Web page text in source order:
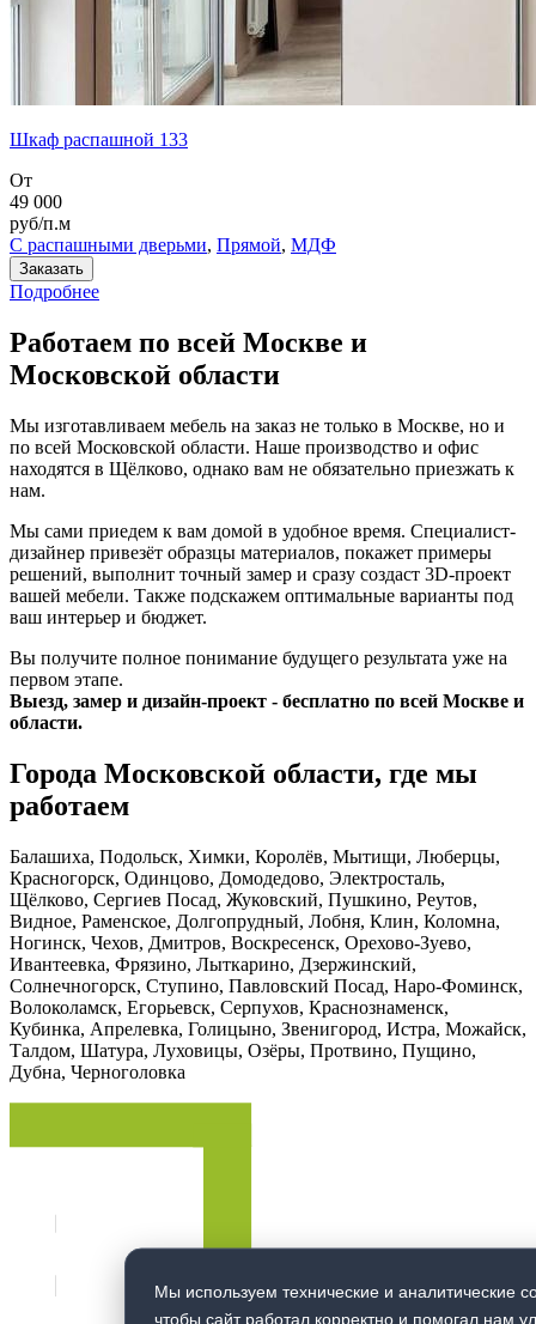
Шкаф распашной 133
От
49 000
руб/п.м
С распашными дверьми, Прямой, МДФ
Заказать
Подробнее
Работаем по всей Москве и
Московской области
Мы изготавливаем мебель на заказ не только в Москве, но и
по всей Московской области. Наше производство и офис
находятся в Щёлково, однако вам не обязательно приезжать к
нам.
Мы сами приедем к вам домой в удобное время. Специалист-
дизайнер привезёт образцы материалов, покажет примеры
решений, выполнит точный замер и сразу создаст 3D-проект
вашей мебели. Также подскажем оптимальные варианты под
ваш интерьер и бюджет.
Вы получите полное понимание будущего результата уже на
первом этапе.
Выезд, замер и дизайн-проект - бесплатно по всей Москве и
области.
Города Московской области, где мы
работаем
Балашиха, Подольск, Химки, Королёв, Мытищи, Люберцы,
Красногорск, Одинцово, Домодедово, Электросталь,
Щёлково, Сергиев Посад, Жуковский, Пушкино, Реутов,
Видное, Раменское, Долгопрудный, Лобня, Клин, Коломна,
Ногинск, Чехов, Дмитров, Воскресенск, Орехово-Зуево,
Ивантеевка, Фрязино, Лыткарино, Дзержинский,
Солнечногорск, Ступино, Павловский Посад, Наро-Фоминск,
Волоколамск, Егорьевск, Серпухов, Краснознаменск,
Кубинка, Апрелевка, Голицыно, Звенигород, Истра, Можайск,
Талдом, Шатура, Луховицы, Озёры, Протвино, Пущино,
Дубна, Черноголовка
Мы используем технические и аналитические
чтобы сайт работал корректно и помогал нам